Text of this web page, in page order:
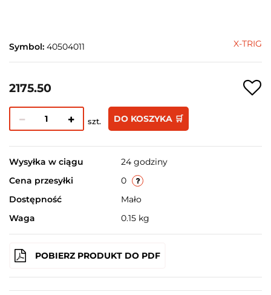
Symbol: 40504011 X-TRIG
2175.50
szt. DO KOSZYKA 🛒
Wysyłka w ciągu
24 godziny
Cena przesyłki
0
Dostępność
Mało
Waga
0.15 kg
POBIERZ PRODUKT DO PDF